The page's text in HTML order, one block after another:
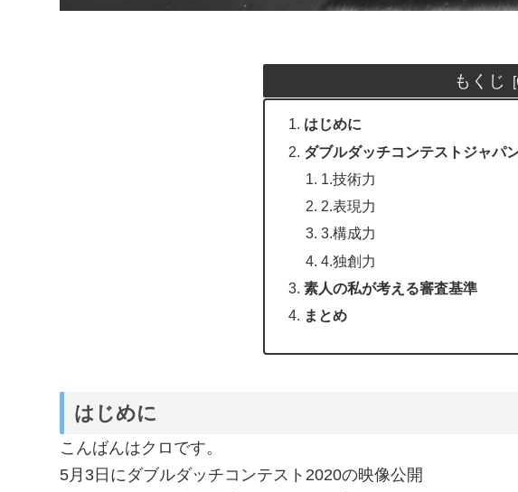
もくじ
はじめに
ダブルダッチコンテストジャパ
1.技術力
2.表現力
3.構成力
4.独創力
素人の私が考える審査基準
まとめ
はじめに
こんばんはクロです。
5月3日にダブルダッチコンテスト2020の映像公開